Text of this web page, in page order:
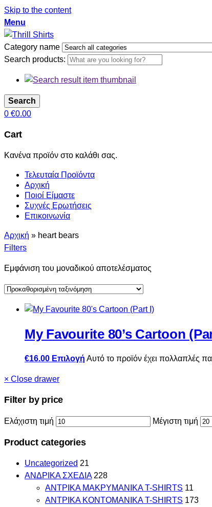
Skip to the content
Menu
Category name
Search products:
Search
0 €0.00
Cart
Κανένα προϊόν στο καλάθι σας.
Τελευταία Προϊόντα
Αρχική
Ποιοί Είμαστε
Συχνές Ερωτήσεις
Επικοινωνία
Αρχική » heart bears
Filters
Εμφάνιση του μοναδικού αποτελέσματος
My Favourite 80’s Cartoon
€16.00 Επιλογή Αυτό το προϊόν έχει πολλαπλές
× Close drawer
Filter by price
Ελάχιστη τιμή Μέγιστη τιμή
Product categories
Uncategorized 21
ΑΝΔΡΙΚΑ ΣΧΕΔΙΑ 228
ΑΝΤΡΙΚΑ MAKΡYMANIKA T-SHIRTS 11
ΑΝΤΡΙΚΑ ΚΟΝΤΟΜΑΝΙΚΑ T-SHIRTS 173